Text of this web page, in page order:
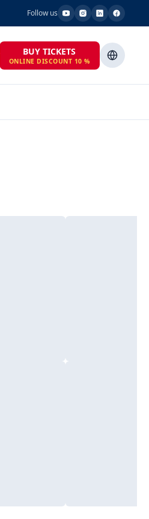
Follow us
BUY TICKETS
ONLINE DISCOUNT 10 %